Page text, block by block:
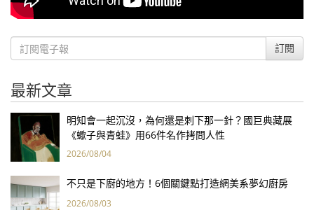
訂閱
最新文章
明知會一起沉沒，為何還是刺下那一針？國巨典藏展
《蠍子與青蛙》用66件名作拷問人性
2026/08/04
不只是下廚的地方！6個關鍵點打造網美系夢幻廚房
2026/08/03